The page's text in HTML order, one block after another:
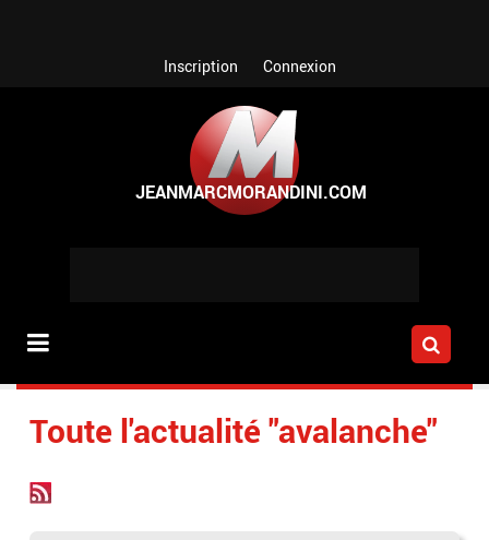
Inscription Connexion
Toute l'actualité "avalanche"